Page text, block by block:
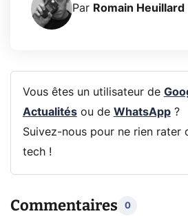
Par Romain Heuillard
Vous êtes un utilisateur de
Actualitésou de WhatsApp?
Suivez-nous pour ne rien rater
tech !
Commentaires 0